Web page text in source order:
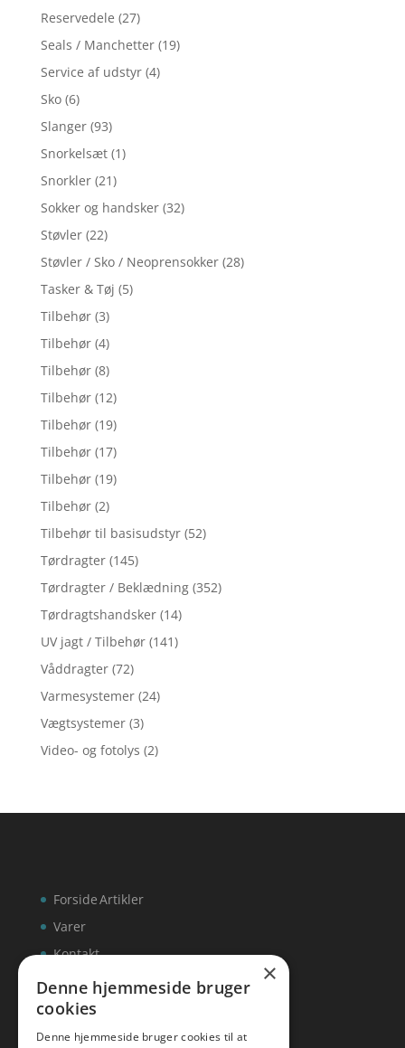
Reservedele (27)
Seals / Manchetter (19)
Service af udstyr (4)
Sko (6)
Slanger (93)
Snorkelsæt (1)
Snorkler (21)
Sokker og handsker (32)
Støvler (22)
Støvler / Sko / Neoprensokker (28)
Tasker & Tøj (5)
Tilbehør (3)
Tilbehør (4)
Tilbehør (8)
Tilbehør (12)
Tilbehør (19)
Tilbehør (17)
Tilbehør (19)
Tilbehør (2)
Tilbehør til basisudstyr (52)
Tørdragter (145)
Tørdragter / Beklædning (352)
Tørdragtshandsker (14)
UV jagt / Tilbehør (141)
Våddragter (72)
Varmesystemer (24)
Vægtsystemer (3)
Video- og fotolys (2)
Forside
Varer
Kontakt
Artikler
×
Denne hjemmeside bruger
cookies
Denne hjemmeside bruger cookies til at